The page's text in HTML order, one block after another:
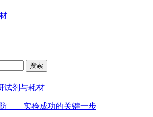
试剂与耗材